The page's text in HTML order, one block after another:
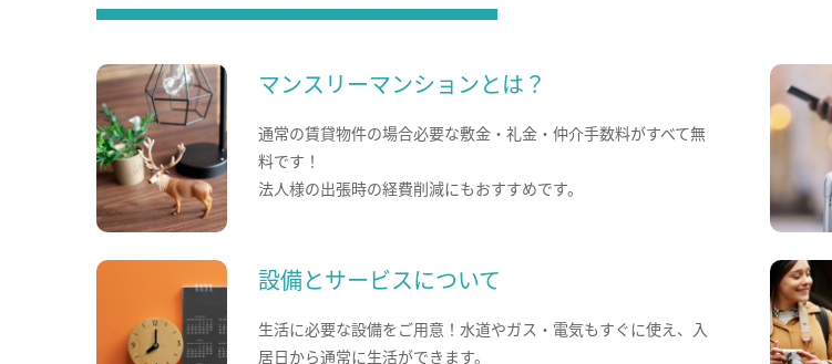
マンスリーマンションとは？
通常の賃貸物件の場合必要な敷金・礼金・仲介手数料がすべて無
料です！
法人様の出張時の経費削減にもおすすめです。
設備とサービスについて
生活に必要な設備をご用意！水道やガス・電気もすぐに使え、入
居日から通常に生活ができます。